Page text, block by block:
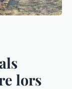
lors